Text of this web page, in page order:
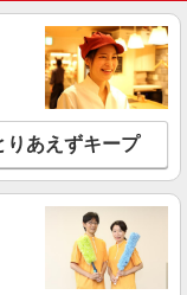
日払い有/週払い有/交
詳細を見る
フ◆穏やかな職場×
日払い有/週払い有/交
りあえずキープ